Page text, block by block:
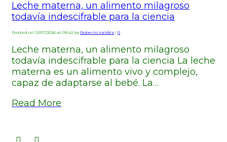
Leche materna, un alimento milagroso
todavía indescifrable para la ciencia
Posted on 12/07/2026 at 09:42 by Roberto Valdés / 0
Leche materna, un alimento milagroso
todavía indescifrable para la ciencia La leche
materna es un alimento vivo y complejo,
capaz de adaptarse al bebé. La…
Read More